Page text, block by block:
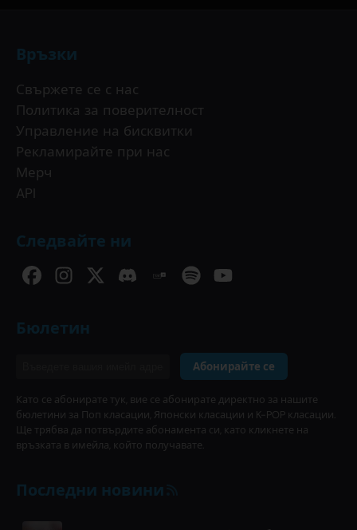
Връзки
Свържете се с нас
Политика за поверителност
Управление на бисквитки
Рекламирайте при нас
Мерч
API
Следвайте ни
Бюлетин
Абонирайте се
Като се абонирате тук, вие се абонирате директно за нашите
бюлетини за Поп класации, Японски класации и K-POP класации.
Ще трябва да потвърдите абонамента си, като кликнете на
връзката в имейла, който получавате.
Последни новини